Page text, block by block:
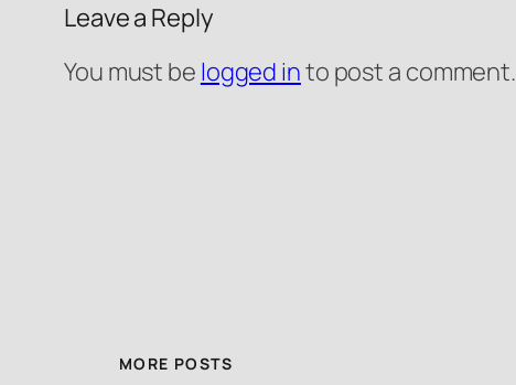
Leave a Reply
You must be logged into post a comment.
MORE POSTS